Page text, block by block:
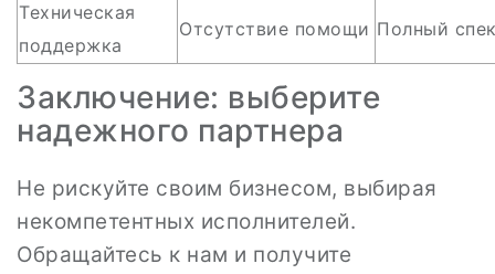
Техническая
поддержка
Отсутствие помощи Полный
Заключение: выберите
надежного партнера
Не рискуйте своим бизнесом, выбирая
некомпетентных исполнителей.
Обращайтесь к нам и получите